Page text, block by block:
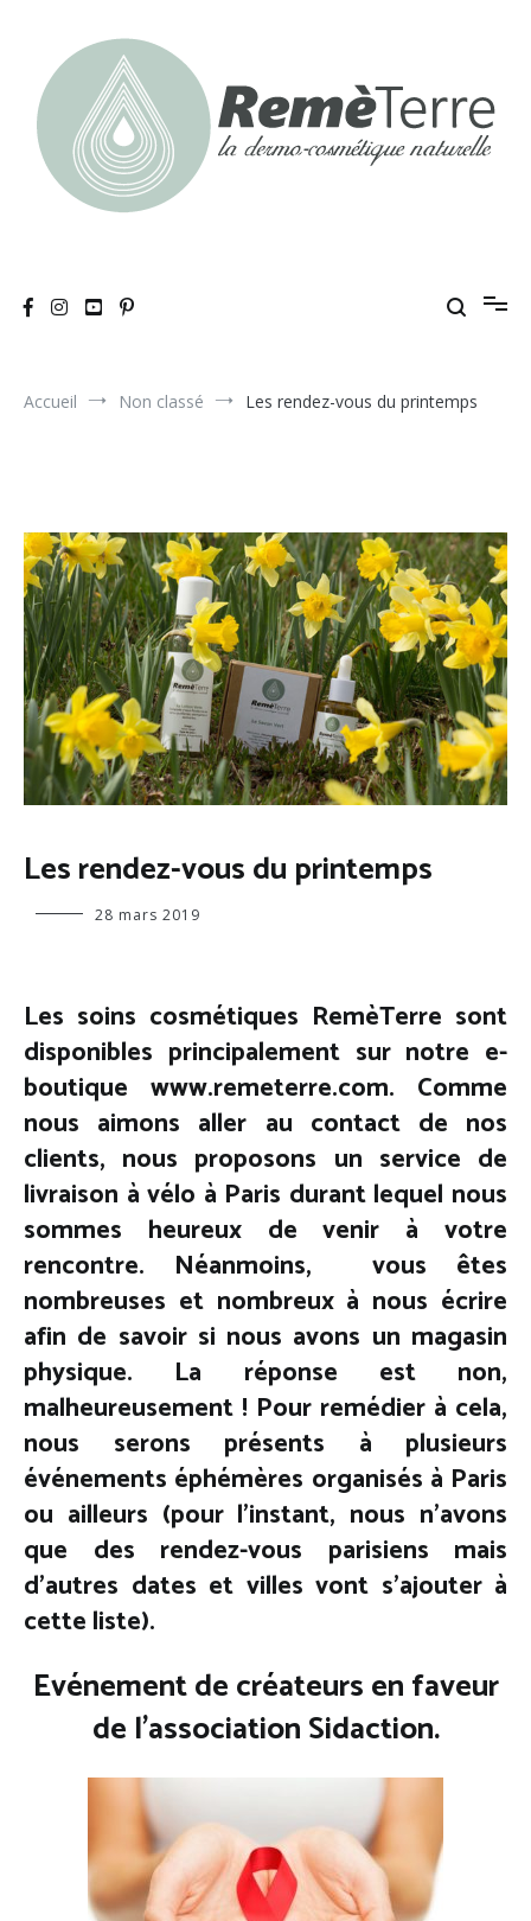
contenu
Accueil Non classé Les rendez-vous du printemps
CLASSÉ
Les rendez-vous du printemps
Virginie 28 mars 2019
Les soins cosmétiques RemèTerre sont
disponibles principalement sur notre e-
boutique www.remeterre.com. Comme
nous aimons aller au contact de nos
clients, nous proposons un service de
livraison à vélo à Paris durant lequel nous
sommes heureux de venir à votre
rencontre. Néanmoins, vous êtes
nombreuses et nombreux à nous écrire
afin de savoir si nous avons un magasin
physique. La réponse est non,
malheureusement ! Pour remédier à cela,
nous serons présents à plusieurs
événements éphémères organisés à Paris
ou ailleurs (pour l’instant, nous n’avons
que des rendez-vous parisiens mais
d’autres dates et villes vont s’ajouter à
cette liste).
Evénement de créateurs en faveur
de l’association Sidaction.